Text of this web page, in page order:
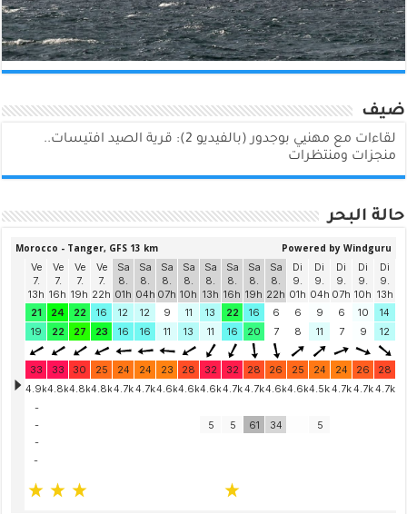
ضيف
لقاءات مع مهنيي بوجدور (بالفيديو 2): قرية الصيد افتيسات..
منجزات ومنتظرات
حالة البحر